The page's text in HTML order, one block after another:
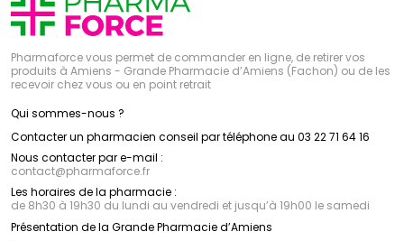
Pharmaforce vous permet de commander en ligne, de retirer vos
produits à Amiens - Grande Pharmacie d’Amiens (Fachon) ou de les
recevoir chez vous ou en point retrait
Qui sommes-nous ?
Contacter un pharmacien conseil par téléphone au 03 22 71 64 16
Nous contacter par e-mail :
contact@pharmaforce.fr
Les horaires de la pharmacie :
de 8h30 à 19h30 du lundi au vendredi et jusqu’à 19h00 le samedi
Présentation de la Grande Pharmacie d’Amiens